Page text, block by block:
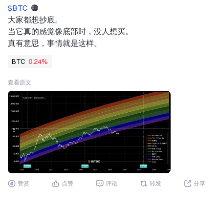
亿美元的营收指引，当西部数据的毛利率
增长斜率开始放缓，哪怕只是稍微“保守”
了一点点，也立刻成为了资金获利了结的
完美借口。
华尔街交易员的潜台词很直白：业绩兑现
在同一条船上时，任何一点边际放缓的信
号，都会引发多头阵营的踩踏式撤退。
02. 马斯克的“产业真相”
就在市场哀鸿遍野之际，马斯克在SpaceX
的财报电话会上罕见发声。他直言：存储
已经成为AI产业最核心的瓶颈，供给每年
仅增长20%，但需求增速高达200%甚至更
高。作为特斯拉和SpaceX的掌门人，马斯
克身处AI产业最上游的采购端，他看到的
是真实的物理世界——AI服务器对
关注我：获取更多加密市场实时分析与洞察！ $BTC $ETH
$SOL
#MoonshotAIPreIPOs开启 #非农爆雷降息预期逆转
交易分享挑战
$BTC 🟠
大家都想抄底。
当它真的感觉像底部时，没人想买。
真有意思，事情就是这样。
BTC 0.24%
查看原文
赞赏 点赞 评论 转发 分享